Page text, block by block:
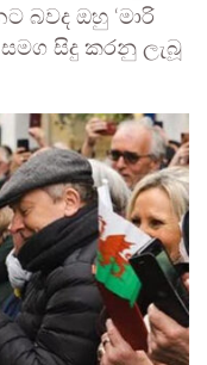
බවද ඔහු ‘මාරි
සමග සිදු කරනු ලැබූ